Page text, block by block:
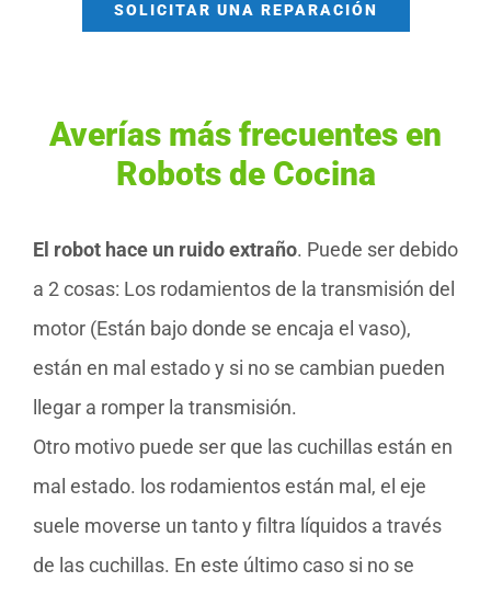
SOLICITAR UNA REPARACIÓN
Averías más frecuentes en
Robots de Cocina
El robot hace un ruido extraño. Puede ser debido
a 2 cosas: Los rodamientos de la transmisión del
motor (Están bajo donde se encaja el vaso),
están en mal estado y si no se cambian pueden
llegar a romper la transmisión.
Otro motivo puede ser que las cuchillas están en
mal estado. los rodamientos están mal, el eje
suele moverse un tanto y filtra líquidos a través
de las cuchillas. En este último caso si no se